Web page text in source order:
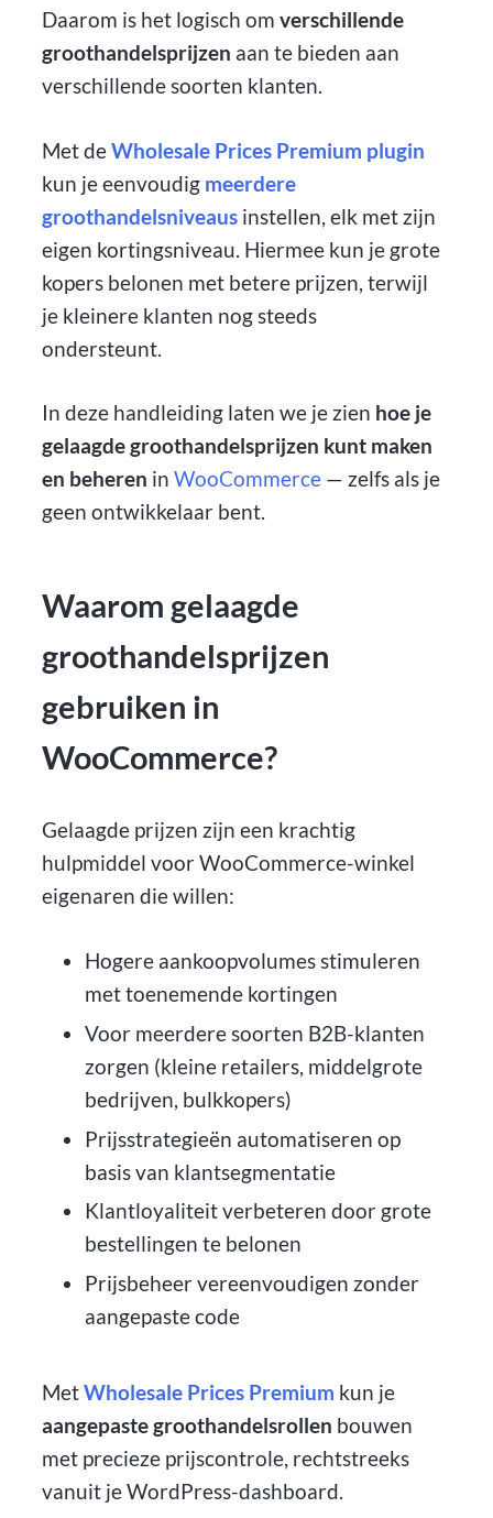
Daarom is het logisch omverschillende
groothandelsprijzen aan te bieden aan
verschillende soorten klanten.
Met deWholesale Prices Premium plugin
kun je eenvoudig meerdere
groothandelsniveaus instellen, elk met zijn
eigen kortingsniveau. Hiermee kun je grote
kopers belonen met betere prijzen, terwijl
je kleinere klanten nog steeds
ondersteunt.
In deze handleiding laten we je zien hoe je
gelaagde groothandelsprijzen kunt maken
en beheren inWooCommerce — zelfs als je
geen ontwikkelaar bent.
Waarom gelaagde
groothandelsprijzen
gebruiken in
WooCommerce?
Gelaagde prijzen zijn een krachtig
hulpmiddel voor WooCommerce-winkel
eigenaren die willen:
Hogere aankoopvolumes stimuleren
met toenemende kortingen
Voor meerdere soorten B2B-klanten
zorgen (kleine retailers, middelgrote
bedrijven, bulkkopers)
Prijsstrategieën automatiseren op
basis van klantsegmentatie
Klantloyaliteit verbeteren door grote
bestellingen te belonen
Prijsbeheer vereenvoudigen zonder
aangepaste code
MetWholesale Prices Premium kun je
aangepaste groothandelsrollen bouwen
met precieze prijscontrole, rechtstreeks
vanuit je WordPress-dashboard.